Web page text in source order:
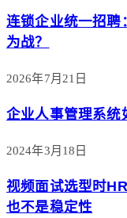
连锁企业统一招聘
为战？
2026年7月21日
企业人事管理系统
2024年3月18日
视频面试选型时
也不是稳定性